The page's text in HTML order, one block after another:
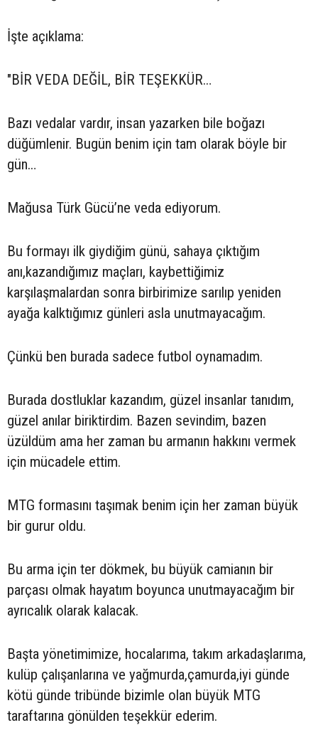
İşte açıklama:
"BİR VEDA DEĞİL, BİR TEŞEKKÜR…
Bazı vedalar vardır, insan yazarken bile boğazı
düğümlenir. Bugün benim için tam olarak böyle bir
gün…
Mağusa Türk Gücü’ne veda ediyorum.
Bu formayı ilk giydiğim günü, sahaya çıktığım
anı,kazandığımız maçları, kaybettiğimiz
karşılaşmalardan sonra birbirimize sarılıp yeniden
ayağa kalktığımız günleri asla unutmayacağım.
Çünkü ben burada sadece futbol oynamadım.
Burada dostluklar kazandım, güzel insanlar tanıdım,
güzel anılar biriktirdim. Bazen sevindim, bazen
üzüldüm ama her zaman bu armanın hakkını vermek
için mücadele ettim.
MTG formasını taşımak benim için her zaman büyük
bir gurur oldu.
Bu arma için ter dökmek, bu büyük camianın bir
parçası olmak hayatım boyunca unutmayacağım bir
ayrıcalık olarak kalacak.
Başta yönetimimize, hocalarıma, takım arkadaşlarıma,
kulüp çalışanlarına ve yağmurda,çamurda,iyi günde
kötü günde tribünde bizimle olan büyük MTG
taraftarına gönülden teşekkür ederim.